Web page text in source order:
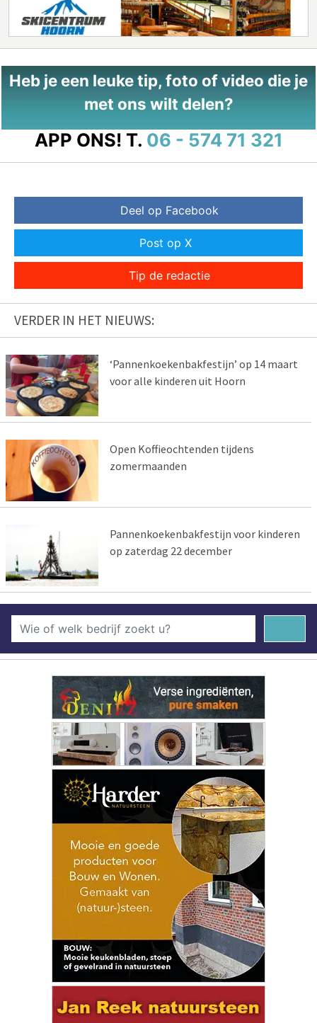
Heb je een leuke tip, foto of video die je
met ons wilt delen?
APP ONS! T. 06 - 574 71 321
Deel op Facebook
Post op X
Tip de redactie
VERDER IN HET NIEUWS:
‘Pannenkoekenbakfestijn’ op 14 maart
voor alle kinderen uit Hoorn
Open Koffieochtenden tijdens
zomermaanden
Pannenkoekenbakfestijn voor kinderen
op zaterdag 22 december